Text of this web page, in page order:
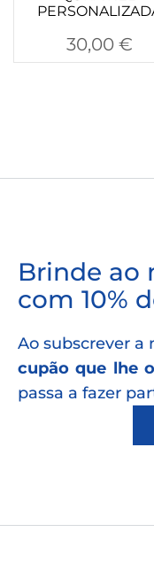
30,00 €
Brinde ao
com 10%
Ao subscrever a
cupão que lhe
passa a fazer